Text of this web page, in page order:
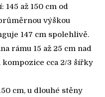
145 až 150 cm od
výškou
147 cm spolehlivě.
rámu 15 až 25 cm nad
cca 2/3 šířky
cm, u dlouhé stěny